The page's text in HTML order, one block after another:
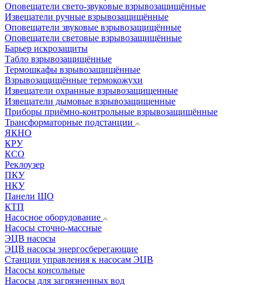
Оповещатели свето-звуковые взрывозащищённые
Извещатели ручные взрывозащищённые
Оповещатели звуковые взрывозащищённые
Оповещатели световые взрывозащищённые
Барьер искрозащиты
Табло взрывозащищённые
Термошкафы взрывозащищённые
Взрывозащищённые термокожухи
Извещатели охранные взрывозащищенные
Извещатели дымовые взрывозащищенные
Приборы приёмно-контрольные взрывозащищённые
Трансформаторные подстанции
ЯКНО
КРУ
КСО
Реклоузер
ПКУ
НКУ
Панели ЩО
КТП
Насосное оборудование
Насосы сточно-массные
ЭЦВ насосы
ЭЦВ насосы энергосберегающие
Станции управления к насосам ЭЦВ
Насосы консольные
Насосы для загрязненных вод